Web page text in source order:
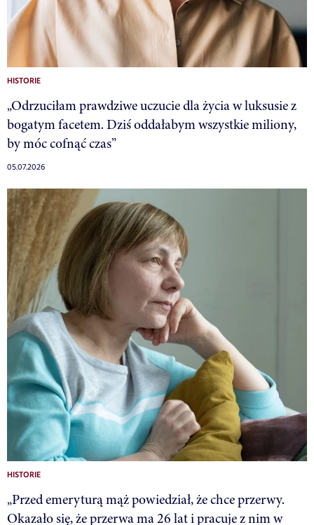
HISTORIE
„Odrzuciłam prawdziwe uczucie dla życia w luksusie z
bogatym facetem. Dziś oddałabym wszystkie miliony,
by móc cofnąć czas”
05.07.2026
HISTORIE
„Przed emeryturą mąż powiedział, że chce przerwy.
Okazało się, że przerwa ma 26 lat i pracuje z nim w